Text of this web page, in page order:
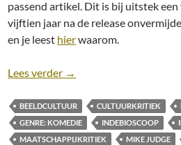
passend artikel. Dit is bij uitstek
vijftien jaar na de release
en je leest hierwaarom.
Lees verder Artikel: Idiocracy [Mike
→
BEELDCULTUUR CULTUURKRITIEK
GENRE: KOMEDIE
INDEBIOSCOOP
MAATSCHAPPIJKRITIEK
MIKE JUDGE